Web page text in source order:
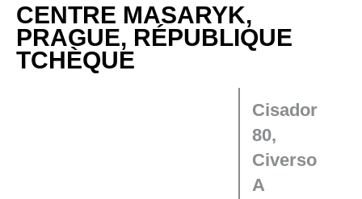
CENTRE MASARYK,
PRAGUE, RÉPUBLIQUE
TCHÈQUE
Cisador
80,
Civerso
A